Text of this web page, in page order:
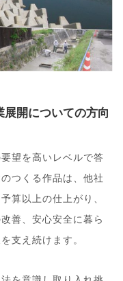
展開についての方向
望を高いレベルで答
つくる作品は、他社
算以上の仕上がり、
善、安心安全に暮ら
支え続けます。